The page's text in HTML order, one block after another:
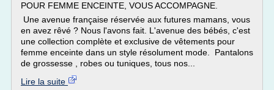
POUR FEMME ENCEINTE, VOUS ACCOMPAGNE.
Une avenue française réservée aux futures mamans, vous
en avez rêvé ? Nous l'avons fait. L'avenue des bébés, c'est
une collection complète et exclusive de vêtements pour
femme enceinte dans un style résolument mode. Pantalons
de grossesse , robes ou tuniques, tous nos...
Lire la suite